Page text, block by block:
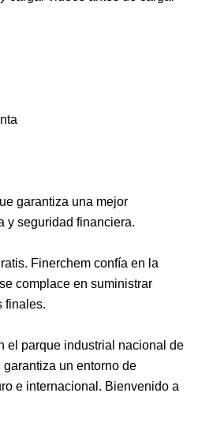
garantiza una mejor
y seguridad financiera.
Finerchem confía en la
complace en suministrar
finales.
el parque industrial nacional de
un entorno de
e internacional. Bienvenido a